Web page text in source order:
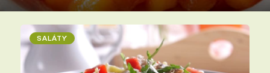
SALÁTY